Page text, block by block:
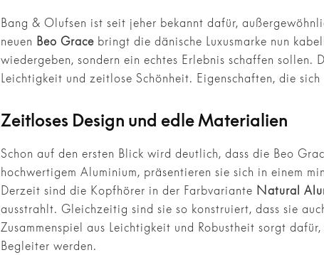
Bang & Olufsen ist seit jeher bekannt dafür,
neuen Beo Grace bringt die dänische Luxusmarke nun
wiedergeben, sondern ein echtes Erlebnis schaffen sollen.
Leichtigkeit und zeitlose Schönheit. Eigenschaften, die
Zeitloses Design und edle Materialien
Schon auf den ersten Blick wird deutlich, dass die Beo
hochwertigem Aluminium, präsentieren sie sich in einem
Derzeit sind die Kopfhörer in der Farbvariante Natural
ausstrahlt. Gleichzeitig sind sie so konstruiert, dass sie
Zusammenspiel aus Leichtigkeit und Robustheit sorgt
Begleiter werden.